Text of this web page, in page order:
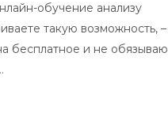
обучение анализу
такую возможность,
бесплатное и не